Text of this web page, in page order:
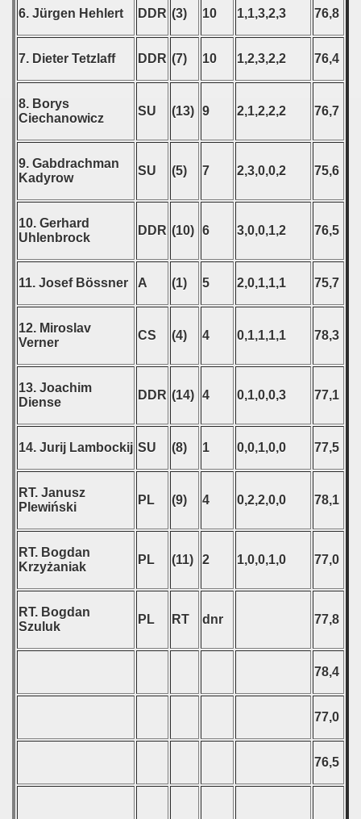
6. Jürgen Hehlert DDR (3) 10 1,1,3,2,3 76,8
7. Dieter Tetzlaff DDR (7) 10 1,2,3,2,2 76,4
8. Borys
Ciechanowicz
SU (13) 9 2,1,2,2,2 76,7
9. Gabdrachman
Kadyrow
SU (5) 7 2,3,0,0,2 75,6
10. Gerhard
Uhlenbrock
DDR (10) 6 3,0,0,1,2 76,5
11. Josef Bössner A (1) 5 2,0,1,1,1 75,7
12. Miroslav
Verner
CS (4) 4 0,1,1,1,1 78,3
13. Joachim
Diense
DDR (14) 4 0,1,0,0,3 77,1
14. Jurij Lambockij SU (8) 1 0,0,1,0,0 77,5
RT. Janusz
Plewiński
PL (9) 4 0,2,2,0,0 78,1
RT. Bogdan
Krzyżaniak
PL (11) 2 1,0,0,1,0 77,0
RT. Bogdan
Szuluk
PL RT dnr 77,8
78,4
77,0
76,5